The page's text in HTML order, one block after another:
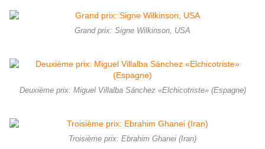
Grand prix: Signe Wilkinson, USA
Deuxième prix: Miguel Villalba Sánchez «Elchicotriste» (Espagne)
Troisième prix: Ebrahim Ghanei (Iran)